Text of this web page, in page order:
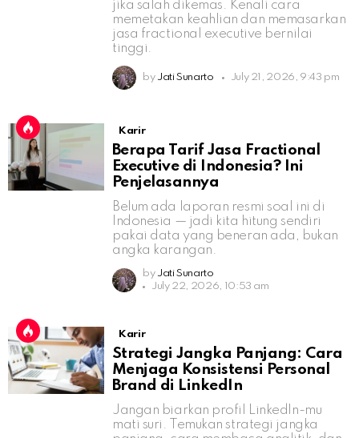
jika salah dikemas. Kenali cara
memetakan keahlian dan memasarkan
jasa fractional executive bernilai
tinggi.
by Jati Sunarto July 21, 2026, 9:43 pm
Karir
Berapa Tarif Jasa Fractional
Executive di Indonesia? Ini
Penjelasannya
Belum ada laporan resmi soal ini di
Indonesia — jadi kita hitung sendiri
pakai data yang beneran ada, bukan
angka karangan.
by Jati Sunarto
July 22, 2026, 10:53 am
Karir
Strategi Jangka Panjang: Cara
Menjaga Konsistensi Personal
Brand di LinkedIn
Jangan biarkan profil LinkedIn-mu
mati suri. Temukan strategi jangka